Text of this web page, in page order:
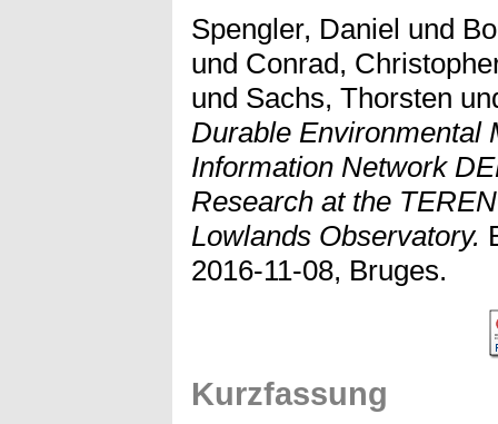
Spengler, Daniel und
und Conrad,
und Sachs, Thorsten
Durable Environmental
Information Network
Research at the
Lowlands Observatory.
2016-11-08, Bruges.
Kurzfassung